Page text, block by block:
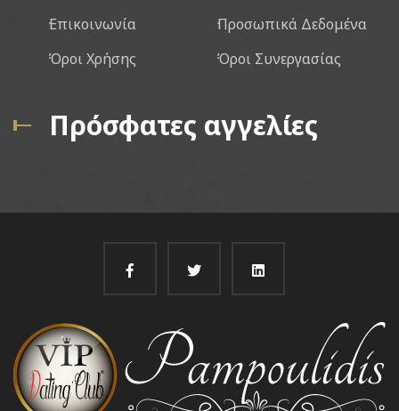
Επικοινωνία
Προσωπικά Δεδομένα
Όροι Χρήσης
Όροι Συνεργασίας
Πρόσφατες αγγελίες